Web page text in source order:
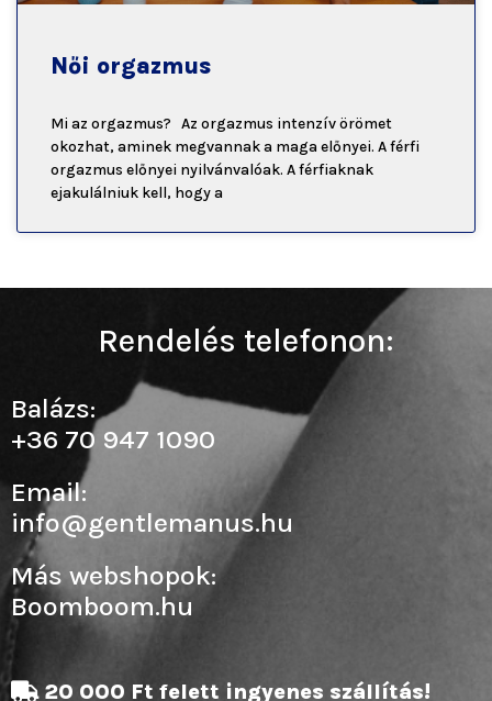
Női orgazmus
Mi az orgazmus? Az orgazmus intenzív örömet
okozhat, aminek megvannak a maga előnyei. A férfi
orgazmus előnyei nyilvánvalóak. A férfiaknak
ejakulálniuk kell, hogy a
20 000 Ft felett ingyenes szállítás!
Rendelés telefonon:
Balázs:
+36 70 947 1090
Email:
info@gentlemanus.hu
Más webshopok:
Boomboom.hu